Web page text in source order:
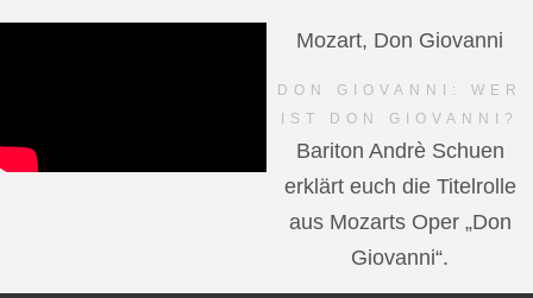
Mozart, Don Giovanni
DON GIOVANNI: WER
IST DON GIOVANNI?
Bariton Andrè Schuen
erklärt euch die Titelrolle
aus Mozarts Oper „Don
Giovanni“.